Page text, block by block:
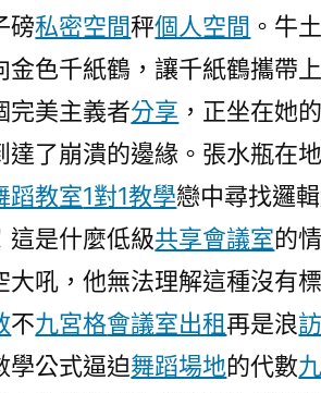
抓
賊
勝
過
到
九
宮
格
教
室
磅私密空間秤個人空間 。牛
色千紙鶴，讓千紙鶴攜帶
完美主義者分享 ，正坐在她
了崩潰的邊緣。張水瓶在
蹈教室1對1教學戀中尋找邏
這是什麼低級共享會議室的
大吼，他無法理解這種沒有
不九宮格會議室出租再是浪
學公式逼迫舞蹈場地的代數